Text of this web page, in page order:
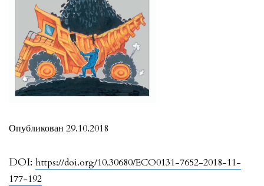
DOI: https://doi.org/10.30680/ECO0131-7652-2018-11-
177-192
Опубликован 29.10.2018